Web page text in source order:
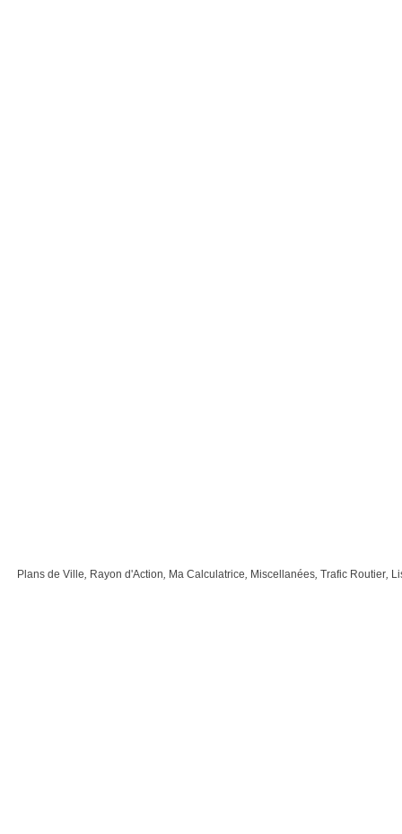
Plans de Ville, Rayon d'Action, Ma Calculatrice, Miscellanées, Trafic Routier,